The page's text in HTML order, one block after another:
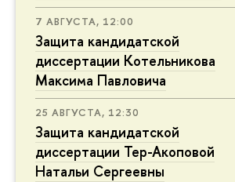
7 АВГУСТА, 12:00
Защита кандидатской
диссертации Котельникова
Максима Павловича
25 АВГУСТА, 12:30
Защита кандидатской
диссертации Тер-Акоповой
Натальи Сергеевны